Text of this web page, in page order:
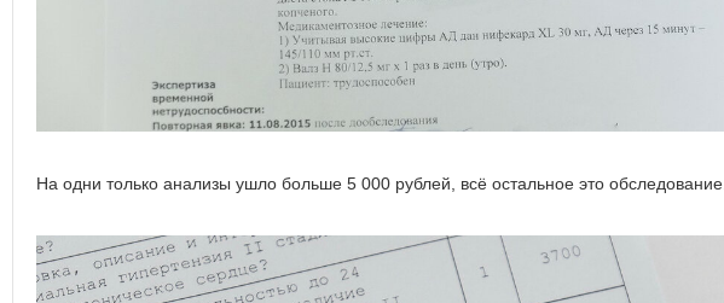
На одни только анализы ушло больше 5 000 рублей, всё остальное это обследование.